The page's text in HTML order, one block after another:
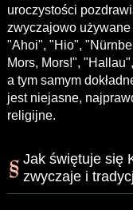
uroczystości
zwyczajowo używane
"Ahoi", "Hio",
Mors, Mors!",
a tym samym
jest niejasne,
religijne.
Jak świętuje się
zwyczaje i